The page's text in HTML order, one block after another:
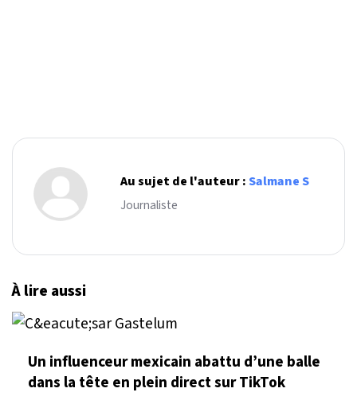
Au sujet de l'auteur :Salmane S
Journaliste
À lire aussi
Un influenceur mexicain abattu d’une balle
dans la tête en plein direct sur TikTok